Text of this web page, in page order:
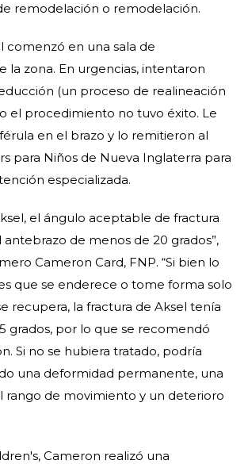
remodelación o remodelación.
comenzó en una sala de
la zona. En urgencias, intentaron
(un proceso de realineación
el procedimiento no tuvo éxito. Le
en el brazo y lo remitieron al
para Niños de Nueva Inglaterra para
especializada.
el ángulo aceptable de fractura
antebrazo de menos de 20 grados”,
Cameron Card, FNP. “Si bien lo
que se enderece o tome forma solo
recupera, la fractura de Aksel tenía
grados, por lo que se recomendó
Si no se hubiera tratado, podría
una deformidad permanente, una
rango de movimiento y un deterioro
Cameron realizó una